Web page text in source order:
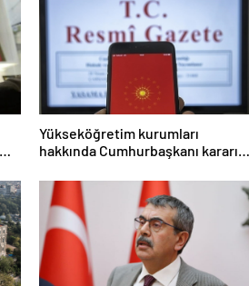
Yükseköğretim kurumları
hakkında Cumhurbaşkanı kararı